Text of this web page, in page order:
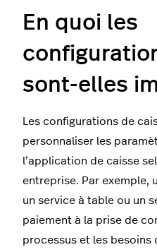
En quoi les
sont-elles
Les configurations de
personnaliser les
l’application de caisse
entreprise. Par exemple,
un service à table ou un
paiement à la prise de
processus et les besoins